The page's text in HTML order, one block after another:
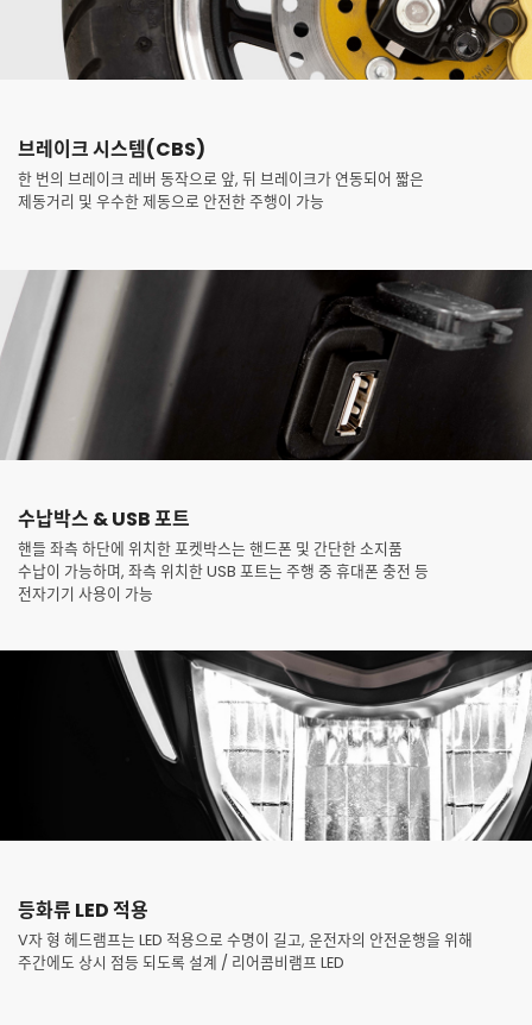
브레이크 시스템(CBS)
한 번의 브레이크 레버 동작으로 앞, 뒤 브레이크가 연동되어 짧은
제동거리 및 우수한 제동으로 안전한 주행이 가능
수납박스 & USB 포트
핸들 좌측 하단에 위치한 포켓박스는 핸드폰 및 간단한 소지품
수납이 가능하며, 좌측 위치한 USB 포트는 주행 중 휴대폰 충전 등
전자기기 사용이 가능
등화류 LED 적용
V자 형 헤드램프는 LED 적용으로 수명이 길고, 운전자의 안전운행을 위해
주간에도 상시 점등 되도록 설계 / 리어콤비램프 LED